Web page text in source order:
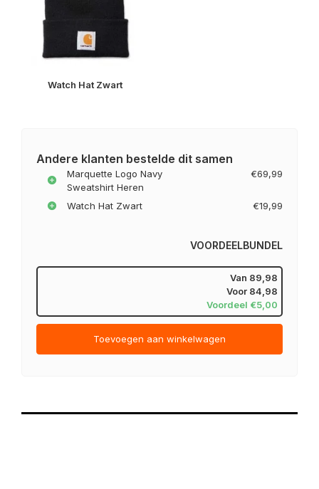
Watch Hat Zwart
Andere klanten bestelde dit samen
Marquette Logo Navy
Sweatshirt Heren
€69,99
Watch Hat Zwart €19,99
VOORDEELBUNDEL
Van 89,98
Voor 84,98
Voordeel €5,00
Toevoegen aan winkelwagen